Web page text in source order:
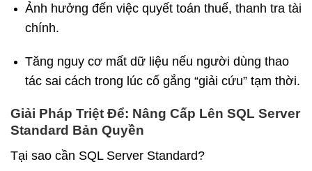
Ảnh hưởng đến việc quyết toán thuế, thanh tra tài
chính.
Tăng nguy cơ mất dữ liệu nếu người dùng thao
tác sai cách trong lúc cố gắng “giải cứu” tạm thời.
Giải Pháp Triệt Để: Nâng Cấp Lên SQL Server
Standard Bản Quyền
Tại sao cần SQL Server Standard?